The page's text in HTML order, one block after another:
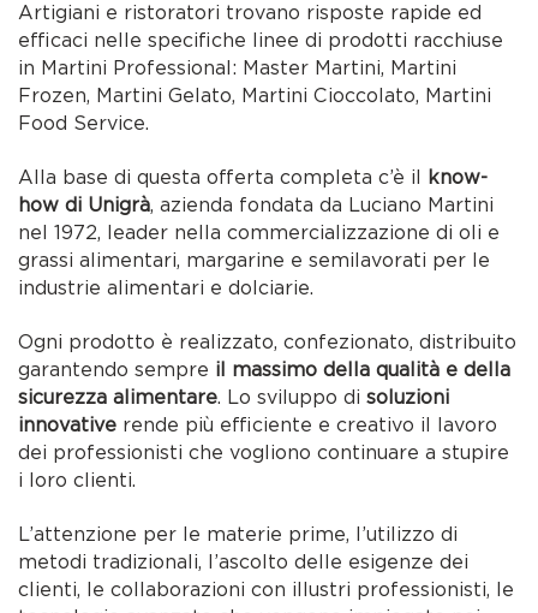
Artigiani e ristoratori trovano risposte rapide ed
efficaci nelle specifiche linee di prodotti racchiuse
in Martini Professional: Master Martini, Martini
Frozen, Martini Gelato, Martini Cioccolato, Martini
Food Service.
Alla base di questa offerta completa c’è il know-
how di Unigrà, azienda fondata da Luciano Martini
nel 1972, leader nella commercializzazione di oli e
grassi alimentari, margarine e semilavorati per le
industrie alimentari e dolciarie.
Ogni prodotto è realizzato, confezionato, distribuito
garantendo sempre il massimo della qualità e della
sicurezza alimentare. Lo sviluppo disoluzioni
innovative rende più efficiente e creativo il lavoro
dei professionisti che vogliono continuare a stupire
i loro clienti.
L’attenzione per le materie prime, l’utilizzo di
metodi tradizionali, l’ascolto delle esigenze dei
clienti, le collaborazioni con illustri professionisti, le